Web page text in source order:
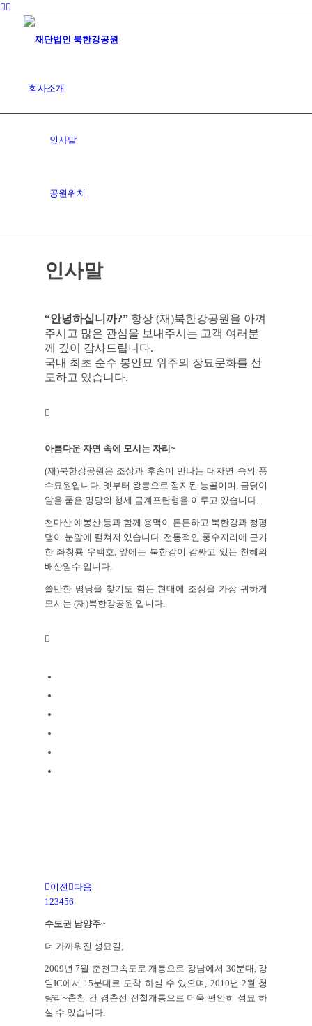
회사소개
인사말
공원위치
현장전경
분양안내
고객지원
공지사항
영상자료
갤러리
아름다운 자연속에 모시는 자리에 위치한 북한강공원은
인사말
“안녕하십니까?”항상 (재)북한강공원을 아껴
주시고 많은 관심을 보내주시는 고객 여러분
께 깊이 감사드립니다.
국내 최초 순수 봉안묘 위주의 장묘문화를 선
도하고 있습니다.
아름다운 자연 속에 모시는 자리~
(재)북한강공원은 조상과 후손이 만나는 대자연 속의 풍
수묘원입니다. 옛부터 왕릉으로 점지된 능골이며, 금닭이
알을 품은 명당의 형세 금계포란형을 이루고 있습니다.
천마산 예봉산 등과 함께 용맥이 튼튼하고 북한강과 청평
댐이 눈앞에 펼쳐저 있습니다. 전통적인 풍수지리에 근거
한 좌청룡 우백호, 앞에는 북한강이 감싸고 있는 천혜의
배산임수 입니다.
쓸만한 명당을 찾기도 힘든 현대에 조상을 가장 귀하게
모시는 (재)북한강공원 입니다.
이전
다음
123456
수도권 남양주~
더 가까워진 성묘길,
2009년 7월 춘천고속도로 개통으로 강남에서 30분대, 강
일IC에서 15분대로 도착 하실 수 있으며, 2010년 2월 청
량리~춘천 간 경춘선 전철개통으로 더욱 편안히 성묘 하
실 수 있습니다.